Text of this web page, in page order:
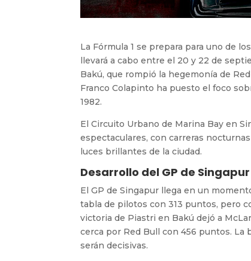
La Fórmula 1 se prepara para uno de
llevará a cabo entre el 20 y 22 de
Bakú, que rompió la hegemonía de
Franco Colapinto ha puesto el foco
1982.
El Circuito Urbano de Marina Bay en
espectaculares, con carreras
luces brillantes de la ciudad.
Desarrollo del GP de
El GP de Singapur llega en un
tabla de pilotos con 313 puntos, pero
victoria de Piastri en Bakú dejó a
cerca por Red Bull con 456 puntos. La
serán decisivas.